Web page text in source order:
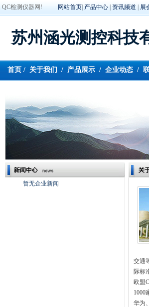
QC检测仪器网! 网站首页 产品中心 资讯频道 展
苏州涵光测控科技
首页 / 关于我们 / 产品展示 / 企业动态 /
暂无企业新闻
交通
际标
欧盟
1000
华为